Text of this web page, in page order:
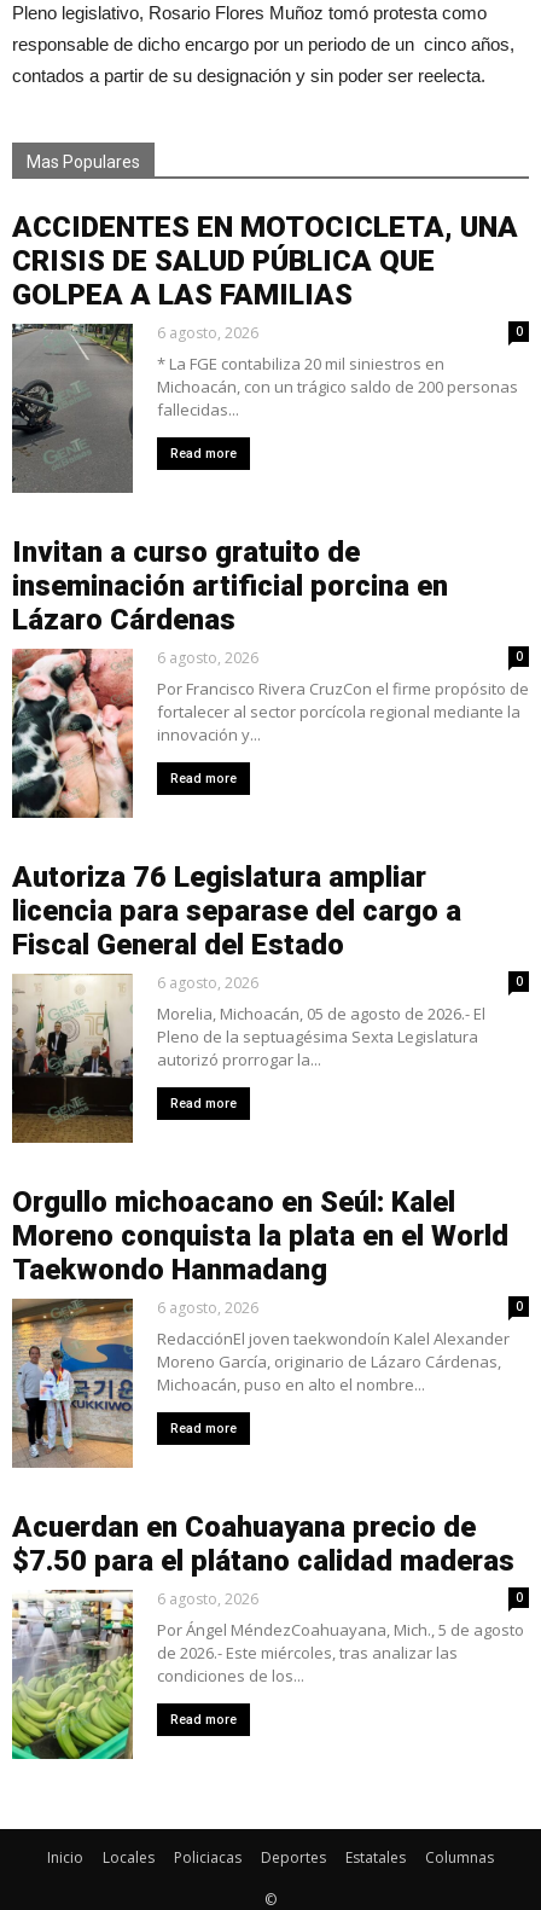
Pleno legislativo, Rosario Flores Muñoz tomó protesta como
responsable de dicho encargo por un periodo de un cinco años,
contados a partir de su designación y sin poder ser reelecta.
Mas Populares
ACCIDENTES EN MOTOCICLETA, UNA
CRISIS DE SALUD PÚBLICA QUE
GOLPEA A LAS FAMILIAS
6 agosto, 2026 0
* La FGE contabiliza 20 mil siniestros en
Michoacán, con un trágico saldo de 200 personas
fallecidas...
Read more
Invitan a curso gratuito de
inseminación artificial porcina en
Lázaro Cárdenas
6 agosto, 2026 0
Por Francisco Rivera CruzCon el firme propósito de
fortalecer al sector porcícola regional mediante la
innovación y...
Read more
Autoriza 76 Legislatura ampliar
licencia para separase del cargo a
Fiscal General del Estado
6 agosto, 2026 0
Morelia, Michoacán, 05 de agosto de 2026.- El
Pleno de la septuagésima Sexta Legislatura
autorizó prorrogar la...
Read more
Orgullo michoacano en Seúl: Kalel
Moreno conquista la plata en el World
Taekwondo Hanmadang
6 agosto, 2026 0
RedacciónEl joven taekwondoín Kalel Alexander
Moreno García, originario de Lázaro Cárdenas,
Michoacán, puso en alto el nombre...
Read more
Acuerdan en Coahuayana precio de
$7.50 para el plátano calidad maderas
6 agosto, 2026 0
Por Ángel MéndezCoahuayana, Mich., 5 de agosto
de 2026.- Este miércoles, tras analizar las
condiciones de los...
Read more
Inicio Locales Policiacas Deportes Estatales Columnas
©